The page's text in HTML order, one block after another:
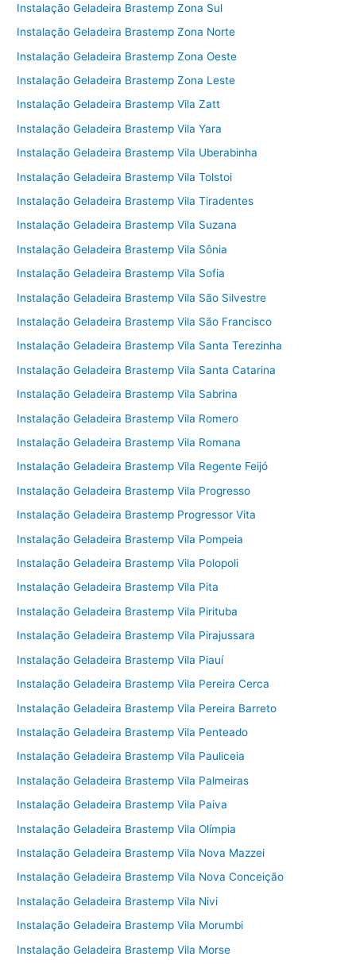
Instalação Geladeira Brastemp Zona Sul
Instalação Geladeira Brastemp Zona Norte
Instalação Geladeira Brastemp Zona Oeste
Instalação Geladeira Brastemp Zona Leste
Instalação Geladeira Brastemp Vila Zatt
Instalação Geladeira Brastemp Vila Yara
Instalação Geladeira Brastemp Vila Uberabinha
Instalação Geladeira Brastemp Vila Tolstoi
Instalação Geladeira Brastemp Vila Tiradentes
Instalação Geladeira Brastemp Vila Suzana
Instalação Geladeira Brastemp Vila Sônia
Instalação Geladeira Brastemp Vila Sofia
Instalação Geladeira Brastemp Vila São Silvestre
Instalação Geladeira Brastemp Vila São Francisco
Instalação Geladeira Brastemp Vila Santa Terezinha
Instalação Geladeira Brastemp Vila Santa Catarina
Instalação Geladeira Brastemp Vila Sabrina
Instalação Geladeira Brastemp Vila Romero
Instalação Geladeira Brastemp Vila Romana
Instalação Geladeira Brastemp Vila Regente Feijó
Instalação Geladeira Brastemp Vila Progresso
Instalação Geladeira Brastemp Progressor Vita
Instalação Geladeira Brastemp Vila Pompeia
Instalação Geladeira Brastemp Vila Polopoli
Instalação Geladeira Brastemp Vila Pita
Instalação Geladeira Brastemp Vila Pirituba
Instalação Geladeira Brastemp Vila Pirajussara
Instalação Geladeira Brastemp Vila Piauí
Instalação Geladeira Brastemp Vila Pereira Cerca
Instalação Geladeira Brastemp Vila Pereira Barreto
Instalação Geladeira Brastemp Vila Penteado
Instalação Geladeira Brastemp Vila Pauliceia
Instalação Geladeira Brastemp Vila Palmeiras
Instalação Geladeira Brastemp Vila Paiva
Instalação Geladeira Brastemp Vila Olímpia
Instalação Geladeira Brastemp Vila Nova Mazzei
Instalação Geladeira Brastemp Vila Nova Conceição
Instalação Geladeira Brastemp Vila Nivi
Instalação Geladeira Brastemp Vila Morumbi
Instalação Geladeira Brastemp Vila Morse